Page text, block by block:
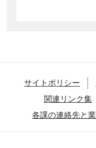
サイトポリシー
関連リンク集
各課の連絡先と